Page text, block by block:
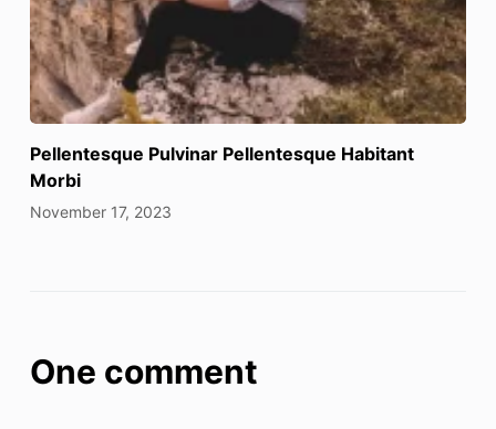
Pellentesque Pulvinar Pellentesque Habitant
Morbi
November 17, 2023
One comment